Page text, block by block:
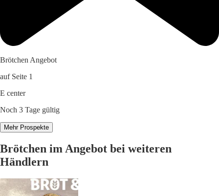
Brötchen Angebot
auf Seite 1
E center
Noch 3 Tage gültig
Mehr Prospekte
Brötchen im Angebot bei weiteren
Händlern